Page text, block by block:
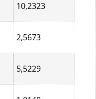
10,2323
2,5673
5,5229